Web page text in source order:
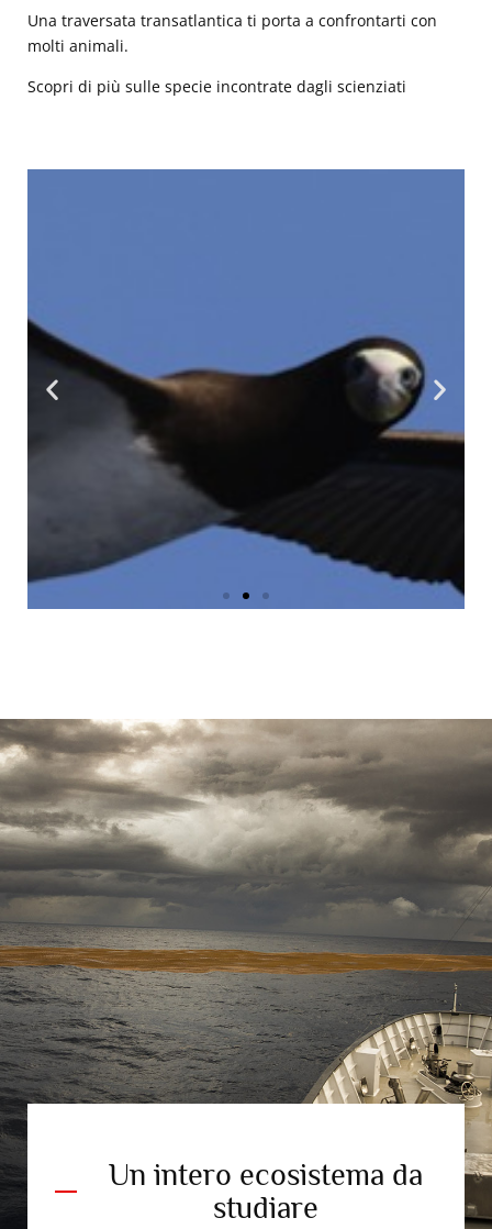
Una traversata transatlantica ti porta a confrontarti con
molti animali.
Scopri di più sulle specie incontrate dagli scienziati
Un intero ecosistema da
studiare